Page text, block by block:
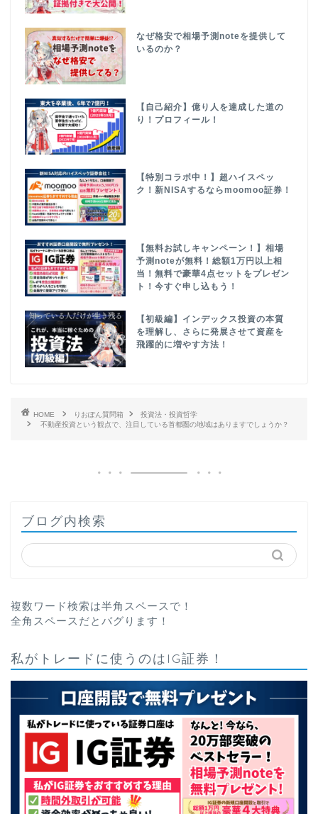
なぜ格安で相場予測noteを提供して
いるのか？
【自己紹介】億り人を達成した道の
り！プロフィール！
【特別コラボ中！】超ハイスペッ
ク！新NISAするならmoomoo証券！
【無料お試しキャンペーン！】相場
予測noteが無料！総額1万円以上相
当！無料で豪華4点セットをプレゼン
ト！今すぐ申し込もう！
【初級編】インデックス投資の本質
を理解し、さらに発展させて資産を
飛躍的に増やす方法！
HOME りおぽん質問箱
投資法・投資哲学
不動産投資という観点で、注目している首都圏の地域はありますでしょうか？
ブログ内検索
複数ワード検索は半角スペースで！
全角スペースだとバグります！
私がトレードに使うのはIG証券！